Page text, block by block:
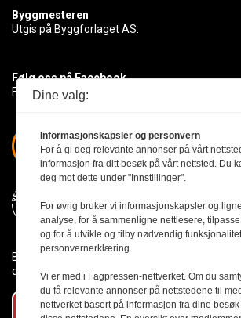
Byggmesteren
Utgis på Byggforlaget AS.
Følg oss på Facebook
Få med deg det siste innen byggebransjen
Byggmesteren følger Vær Varsom-plakaten
den er nedfelt i Redaktørplakaten.
Abonner på vårt nyhetsbrev
Dine valg:
Informasjonskapsler og personvern
For å gi deg relevante annonser på vårt
informasjon fra ditt besøk på vårt nettsted. Du
deg mot dette under "Innstillinger".
For øvrig bruker vi informasjonskapsler og
analyse, for å sammenligne nettlesere,
og for å utvikle og tilby nødvendig
personvernerklæring.
Vi er med i Fagpressen-nettverket. Om du
du få relevante annonser på nettstedene til
nettverket basert på informasjon fra dine